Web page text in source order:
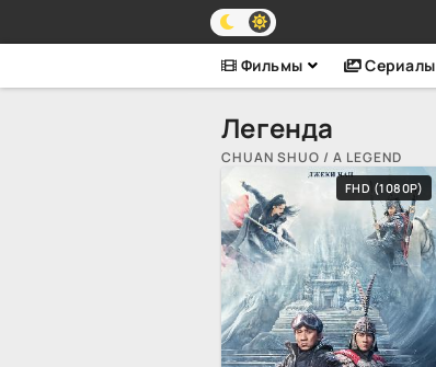
Фильмы Сериалы
Легенда
CHUAN SHUO / A LEGEND
FHD (1080P)